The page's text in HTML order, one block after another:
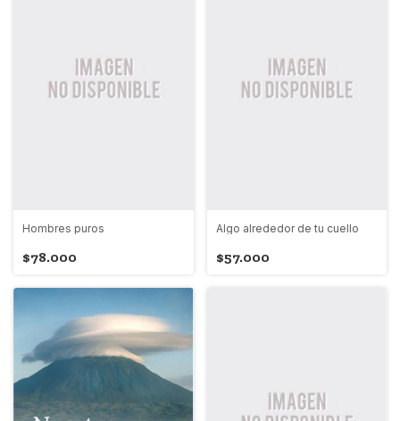
Hombres puros
$78.000
Algo alrededor de tu cuello
$57.000